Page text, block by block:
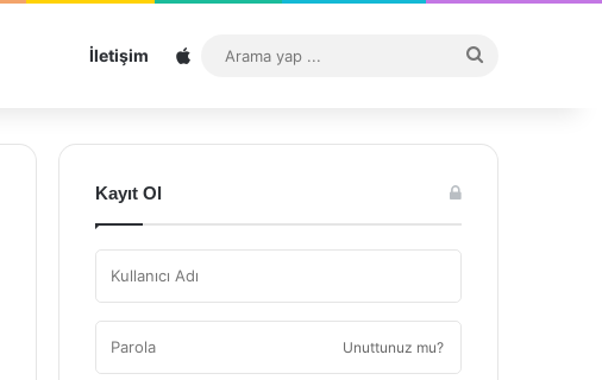
İletişim Sitemap
...
Kayıt Ol
Unuttunuz mu?